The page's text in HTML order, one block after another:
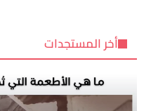
أخر المستجدات